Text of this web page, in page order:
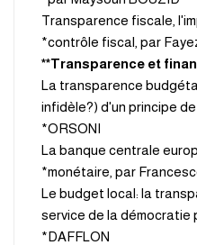
.Transparence fiscale,
contrôle fiscal, par
.La transparence
infidèle?) d'un principe
ORSONI*
.La banque centrale
monétaire, par
.Le budget local: la
service de la démocratie
DAFFLON*